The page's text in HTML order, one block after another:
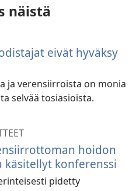
näistä
eivät hyväksy
ja verensiirroista on monia
selvää tosiasioista.
hoidon
käsitellyt konferenssi
pidetty